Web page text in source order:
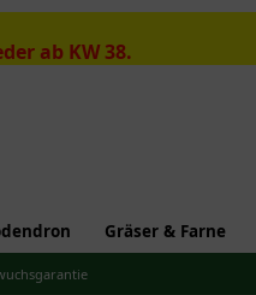
ab KW 38.
Gräser & Farne